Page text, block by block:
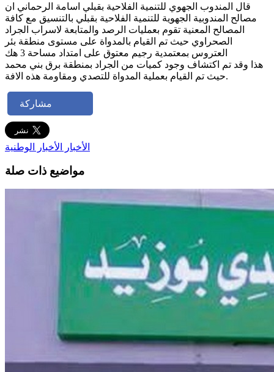
قال المندوب الجهوي للتنمية الفلاحية بقبلي اسامة الرحماني ان
مصالح المندوبية الجهوية للتنمية الفلاحية بقبلي بالتنسيق مع كافة
المصالح المعنية تقوم بعمليات الرصد والمتابعة لاسراب الجراد
الصحراوي حيث تم القيام بالمدواة على مستوى منطقة بئر
العتروس بمعتمدية رجيم معتوق على امتداد مساحة 3 هك
هذا وقد تم اكتشاف وجود كميات من الجراد بمنطقة برق بني محمد
حيث تم القيام بعملية المدواة للتصدي ومقاومة هذه الافة.
مشاركة
الأخبار الأخبار الوطنية
مواضيع ذات صلة